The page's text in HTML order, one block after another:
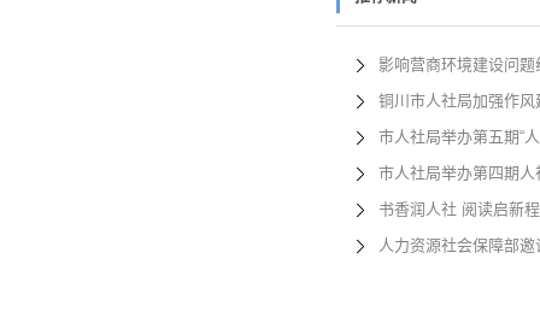
影响营商环境建设问题
铜川市人社局加强作
市人社局举办第五期“
市人社局举办第四期
书香润人社 阅读启新
人力资源社会保障部邀